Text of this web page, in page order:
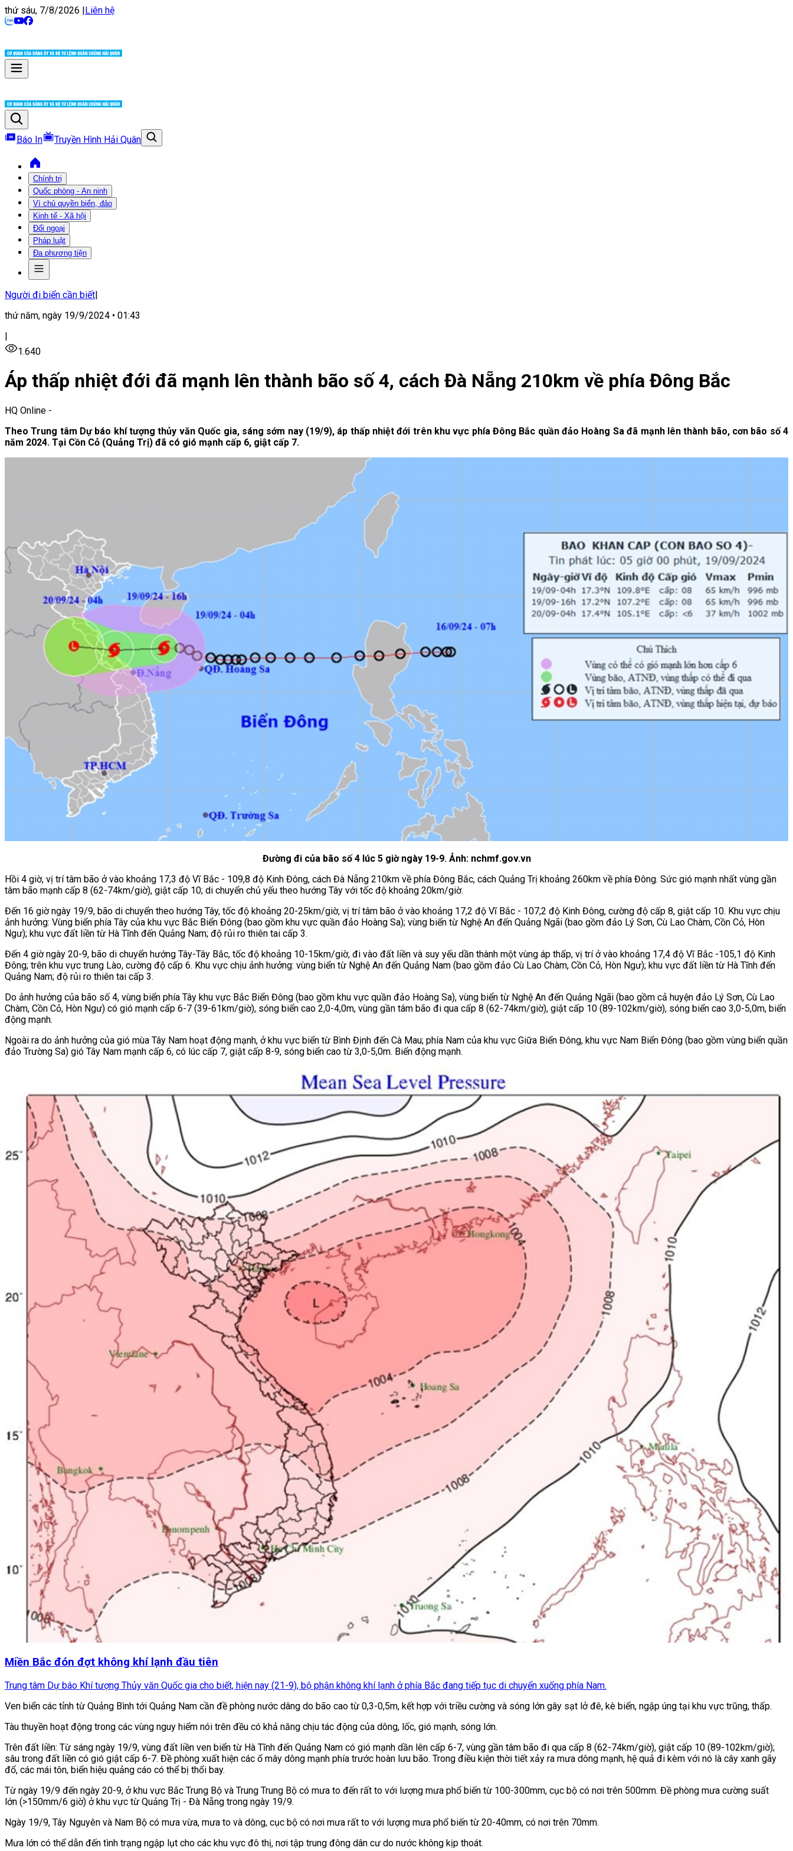
thứ sáu, 7/8/2026 |Liên hệ
Báo In Truyền Hình Hải Quân
Chính trị
Quốc phòng - An ninh
Vì chủ quyền biển, đảo
Kinh tế - Xã hội
Đối ngoại
Pháp luật
Đa phương tiện
Người đi biển cần biết|
thứ năm, ngày 19/9/2024 • 01:43
|
1.640
Áp thấp nhiệt đới đã mạnh lên thành bão số 4, cách Đà Nẵng 210km về phía Đông Bắc
HQ Online -
Theo Trung tâm Dự báo khí tượng thủy văn Quốc gia, sáng sớm nay (19/9), áp thấp nhiệt đới trên khu vực phía Đông Bắc quần đảo Hoàng Sa đã mạnh lên thành bão, cơn bão số 4
năm 2024. Tại Cồn Cỏ (Quảng Trị) đã có gió mạnh cấp 6, giật cấp 7.
Đường đi của bão số 4 lúc 5 giờ ngày 19-9. Ảnh: nchmf.gov.vn
Hồi 4 giờ, vị trí tâm bão ở vào khoảng 17,3 độ Vĩ Bắc - 109,8 độ Kinh Đông, cách Đà Nẵng 210km về phía Đông Bắc, cách Quảng Trị khoảng 260km về phía Đông. Sức gió mạnh nhất vùng gần
tâm bão mạnh cấp 8 (62-74km/giờ), giật cấp 10; di chuyển chủ yếu theo hướng Tây với tốc độ khoảng 20km/giờ.
Đến 16 giờ ngày 19/9, bão di chuyển theo hướng Tây, tốc độ khoảng 20-25km/giờ, vị trí tâm bão ở vào khoảng 17,2 độ Vĩ Bắc - 107,2 độ Kinh Đông, cường độ cấp 8, giật cấp 10. Khu vực chịu
ảnh hưởng: Vùng biển phía Tây của khu vực Bắc Biển Đông (bao gồm khu vực quần đảo Hoàng Sa); vùng biển từ Nghệ An đến Quảng Ngãi (bao gồm đảo Lý Sơn, Cù Lao Chàm, Cồn Cỏ, Hòn
Ngư); khu vực đất liền từ Hà Tĩnh đến Quảng Nam; độ rủi ro thiên tai cấp 3.
Đến 4 giờ ngày 20-9, bão di chuyển hướng Tây-Tây Bắc, tốc độ khoảng 10-15km/giờ, đi vào đất liền và suy yếu dần thành một vùng áp thấp, vị trí ở vào khoảng 17,4 độ Vĩ Bắc -105,1 độ Kinh
Đông; trên khu vực trung Lào, cường độ cấp 6. Khu vực chịu ảnh hưởng: vùng biển từ Nghệ An đến Quảng Nam (bao gồm đảo Cù Lao Chàm, Cồn Cỏ, Hòn Ngư); khu vực đất liền từ Hà Tĩnh đến
Quảng Nam; độ rủi ro thiên tai cấp 3.
Do ảnh hưởng của bão số 4, vùng biển phía Tây khu vực Bắc Biển Đông (bao gồm khu vực quần đảo Hoàng Sa), vùng biển từ Nghệ An đến Quảng Ngãi (bao gồm cả huyện đảo Lý Sơn, Cù Lao
Chàm, Cồn Cỏ, Hòn Ngư) có gió mạnh cấp 6-7 (39-61km/giờ), sóng biển cao 2,0-4,0m, vùng gần tâm bão đi qua cấp 8 (62-74km/giờ), giật cấp 10 (89-102km/giờ), sóng biển cao 3,0-5,0m, biển
động mạnh.
Ngoài ra do ảnh hưởng của gió mùa Tây Nam hoạt động mạnh, ở khu vực biển từ Bình Định đến Cà Mau; phía Nam của khu vực Giữa Biển Đông, khu vực Nam Biển Đông (bao gồm vùng biển quần
đảo Trường Sa) gió Tây Nam mạnh cấp 6, có lúc cấp 7, giật cấp 8-9, sóng biển cao từ 3,0-5,0m. Biển động mạnh.
Miền Bắc đón đợt không khí lạnh đầu tiên
Trung tâm Dự báo Khí tượng Thủy văn Quốc gia cho biết, hiện nay (21-9), bộ phận không khí lạnh ở phía Bắc đang tiếp tục di chuyển xuống phía Nam.
Ven biển các tỉnh từ Quảng Bình tới Quảng Nam cần đề phòng nước dâng do bão cao từ 0,3-0,5m, kết hợp với triều cường và sóng lớn gây sạt lở đê, kè biển, ngập úng tại khu vực trũng, thấp.
Tàu thuyền hoạt động trong các vùng nguy hiểm nói trên đều có khả năng chịu tác động của dông, lốc, gió mạnh, sóng lớn.
Trên đất liền: Từ sáng ngày 19/9, vùng đất liền ven biển từ Hà Tĩnh đến Quảng Nam có gió mạnh dần lên cấp 6-7, vùng gần tâm bão đi qua cấp 8 (62-74km/giờ), giật cấp 10 (89-102km/giờ);
sâu trong đất liền có gió giật cấp 6-7. Đề phòng xuất hiện các ổ mây dông mạnh phía trước hoàn lưu bão. Trong điều kiện thời tiết xảy ra mưa dông mạnh, hệ quả đi kèm với nó là cây xanh gãy
đổ, các mái tôn, biển hiệu quảng cáo có thể bị thổi bay.
Từ ngày 19/9 đến ngày 20-9, ở khu vực Bắc Trung Bộ và Trung Trung Bộ có mưa to đến rất to với lượng mưa phổ biến từ 100-300mm, cục bộ có nơi trên 500mm. Đề phòng mưa cường suất
lớn (>150mm/6 giờ) ở khu vực từ Quảng Trị - Đà Nẵng trong ngày 19/9.
Ngày 19/9, Tây Nguyên và Nam Bộ có mưa vừa, mưa to và dông, cục bộ có nơi mưa rất to với lượng mưa phổ biến từ 20-40mm, có nơi trên 70mm.
Mưa lớn có thể dẫn đến tình trạng ngập lụt cho các khu vực đô thị, nơi tập trung đông dân cư do nước không kịp thoát.